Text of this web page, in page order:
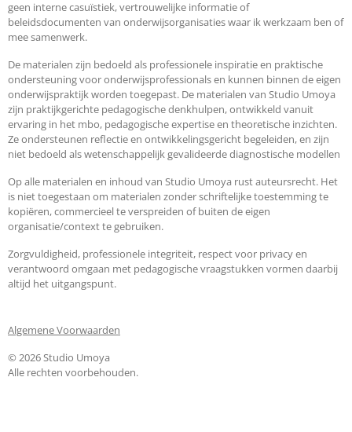
geen interne casuïstiek, vertrouwelijke informatie of
beleidsdocumenten van onderwijsorganisaties waar ik werkzaam ben of
mee samenwerk.
De materialen zijn bedoeld als professionele inspiratie en praktische
ondersteuning voor onderwijsprofessionals en kunnen binnen de eigen
onderwijspraktijk worden toegepast. De materialen van Studio Umoya
zijn praktijkgerichte pedagogische denkhulpen, ontwikkeld vanuit
ervaring in het mbo, pedagogische expertise en theoretische inzichten.
Ze ondersteunen reflectie en ontwikkelingsgericht begeleiden, en zijn
niet bedoeld als wetenschappelijk gevalideerde diagnostische modellen
Op alle materialen en inhoud van Studio Umoya rust auteursrecht. Het
is niet toegestaan om materialen zonder schriftelijke toestemming te
kopiëren, commercieel te verspreiden of buiten de eigen
organisatie/context te gebruiken.
Zorgvuldigheid, professionele integriteit, respect voor privacy en
verantwoord omgaan met pedagogische vraagstukken vormen daarbij
altijd het uitgangspunt.
Algemene Voorwaarden
© 2026 Studio Umoya
Alle rechten voorbehouden.